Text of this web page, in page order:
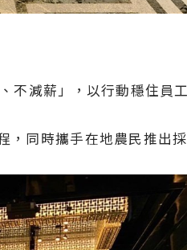
減薪」，以行動穩住員
同時攜手在地農民推出